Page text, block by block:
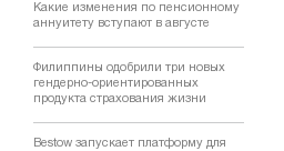
Какие изменения по пенсионному
аннуитету вступают в августе
Филиппины одобрили три новых
гендерно-ориентированных
продукта страхования жизни
Bestow запускает платформу для